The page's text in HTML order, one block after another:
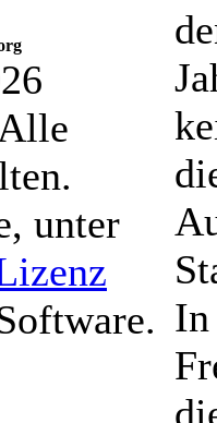
unter
In